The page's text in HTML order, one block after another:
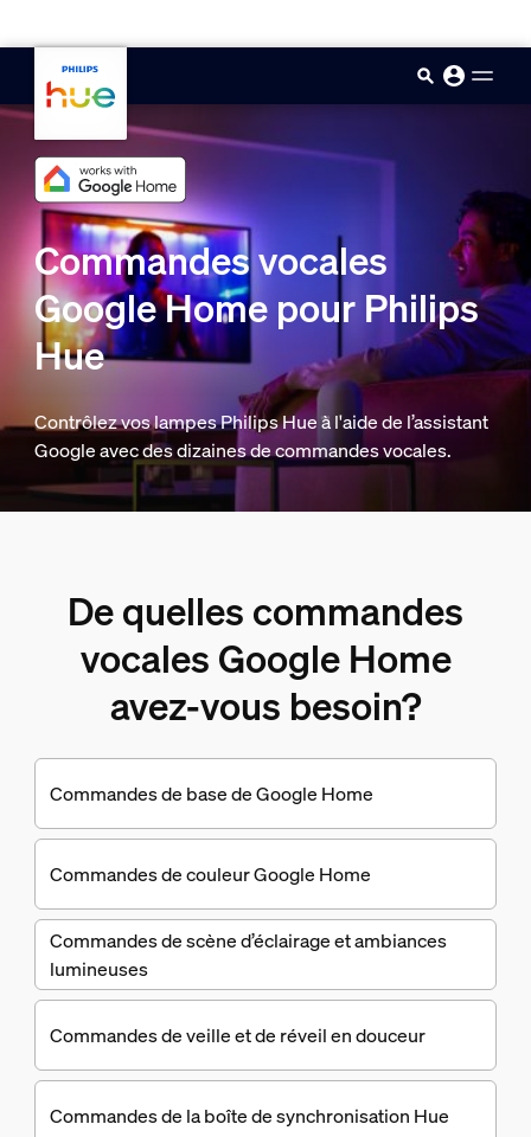
Commandes vocales
Google Home pour Philips
Hue
Contrôlez vos lampes Philips Hue à l'aide de l’assistant
Google avec des dizaines de commandes vocales.
De quelles commandes
vocales Google Home
avez-vous besoin?
Commandes de base de Google Home
Commandes de couleur Google Home
Commandes de scène d’éclairage et ambiances
lumineuses
Commandes de veille et de réveil en douceur
Commandes de la boîte de synchronisation Hue